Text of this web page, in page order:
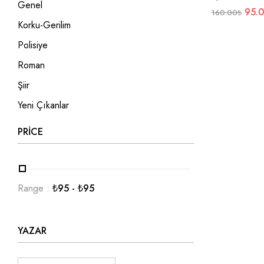
Genel
Korku-Gerilim
Polisiye
Roman
Şiir
Yeni Çıkanlar
PRICE
Range : ₺95 - ₺95
YAZAR
160.00₺